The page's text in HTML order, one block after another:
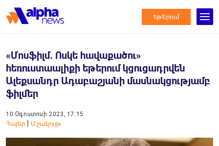
եթերում
«Մոսֆիլմ. Ոսկե հավաքածու»
հեռուստաալիքի եթերում կցուցադրվեն
Ալեքսանդր Ադաբաշյանի մասնակցությամբ
ֆիլմեր
10 Օգոստոսի 2023, 17:15
Հայեր | Մշակույթ